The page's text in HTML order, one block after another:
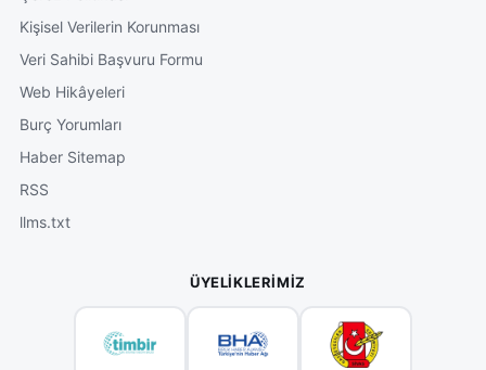
Kişisel Verilerin Korunması
Veri Sahibi Başvuru Formu
Web Hikâyeleri
Burç Yorumları
Haber Sitemap
RSS
llms.txt
ÜYELIKLERIMIZ